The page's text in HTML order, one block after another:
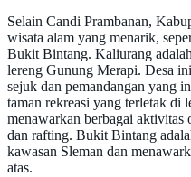
Selain Candi Prambanan,
wisata alam yang menarik,
Bukit Bintang. Kaliurang
lereng Gunung Merapi. Desa
sejuk dan pemandangan yang
taman rekreasi yang terletak di
menawarkan berbagai
dan rafting. Bukit Bintang
kawasan Sleman dan
atas.